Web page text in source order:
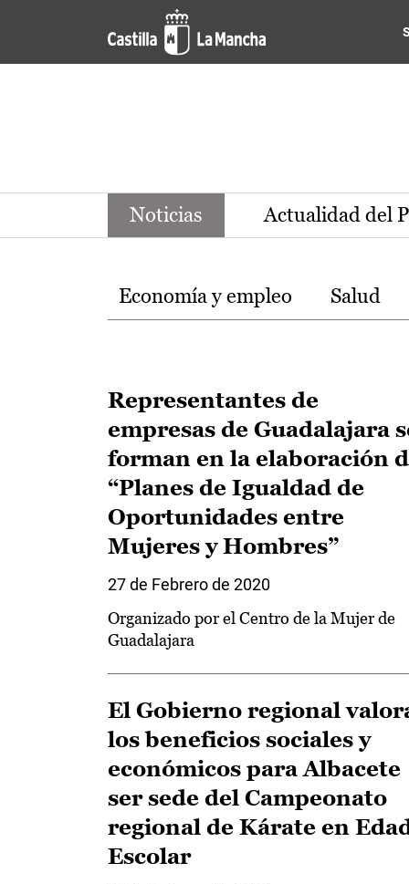
Pasar al contenido principal
Noticias de la región de
Noticias Actualidad del
Temas
Economía y empleo Salud
Representantes de
empresas de Guadalajara
forman en la elaboración
“Planes de Igualdad de
Oportunidades entre
Mujeres y Hombres”
27 de Febrero de 2020
Organizado por el Centro de la Mujer de
Guadalajara
El Gobierno regional
los beneficios sociales y
económicos para Albacete
ser sede del Campeonato
regional de Kárate en
Escolar